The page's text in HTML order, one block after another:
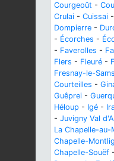
Courgeoût -
Crulai - Cuissai -
Dompierre -
- Écorches -
- Faverolles -
Flers - Fleuré -
Fresnay-le-
Courteilles -
Guêprei -
Héloup - Igé -
- Juvigny Val
La Chapelle-au-
Chapelle-
Chapelle-Souëf -